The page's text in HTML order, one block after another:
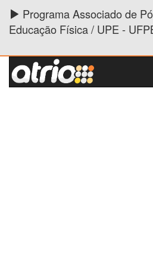
Programa Associado de
Educação Física / UPE -